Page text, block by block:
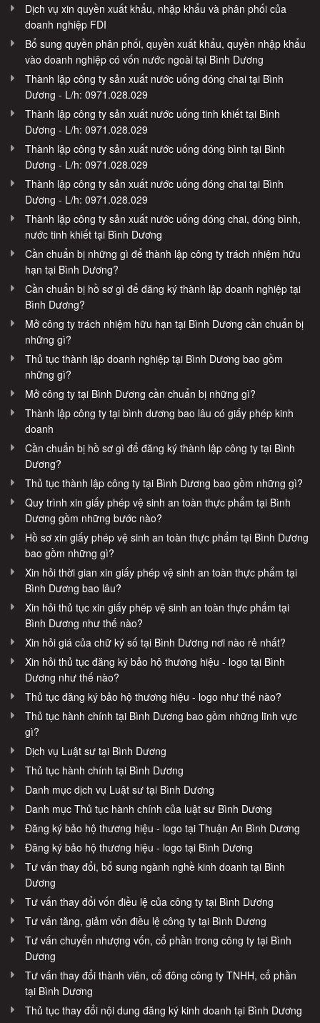
Dịch vụ xin quyền xuất khẩu, nhập khẩu và phân phối của
doanh nghiệp FDI
Bổ sung quyền phân phối, quyền xuất khẩu, quyền nhập khẩu
vào doanh nghiệp có vốn nước ngoài tại Bình Dương
Thành lập công ty sản xuất nước uống đóng chai tại Bình
Dương - L/h: 0971.028.029
Thành lập công ty sản xuất nước uống tinh khiết tại Bình
Dương - L/h: 0971.028.029
Thành lập công ty sản xuất nước uống đóng bình tại Bình
Dương - L/h: 0971.028.029
Thành lập công ty sản xuất nước uống đóng chai tại Bình
Dương - L/h: 0971.028.029
Thành lập công ty sản xuất nước uống đóng chai, đóng bình,
nước tinh khiết tại Bình Dương
Cần chuẩn bị những gì để thành lập công ty trách nhiệm hữu
hạn tại Bình Dương?
Cần chuẩn bị hồ sơ gì để đăng ký thành lập doanh nghiệp tại
Bình Dương?
Mở công ty trách nhiệm hữu hạn tại Bình Dương cần chuẩn bị
những gì?
Thủ tục thành lập doanh nghiệp tại Bình Dương bao gồm
những gì?
Mở công ty tại Bình Dương cần chuẩn bị những gì?
Thành lập công ty tại bình dương bao lâu có giấy phép kinh
doanh
Cần chuẩn bị hồ sơ gì để đăng ký thành lập công ty tại Bình
Dương?
Thủ tục thành lập công ty tại Bình Dương bao gồm những gì?
Quy trình xin giấy phép vệ sinh an toàn thực phẩm tại Bình
Dương gồm những bước nào?
Hồ sơ xin giấy phép vệ sinh an toàn thực phẩm tại Bình Dương
bao gồm những gì?
Xin hỏi thời gian xin giấy phép vệ sinh an toàn thực phẩm tại
Bình Dương bao lâu?
Xin hỏi thủ tục xin giấy phép vệ sinh an toàn thực phẩm tại
Bình Dương như thế nào?
Xin hỏi giá của chữ ký số tại Bình Dương nơi nào rẻ nhất?
Xin hỏi thủ tục đăng ký bảo hộ thương hiệu - logo tại Bình
Dương như thế nào?
Thủ tục đăng ký bảo hộ thương hiệu - logo như thế nào?
Thủ tục hành chính tại Bình Dương bao gồm những lĩnh vực
gì?
Dịch vụ Luật sư tại Bình Dương
Thủ tục hành chính tại Bình Dương
Danh mục dịch vụ Luật sư tại Bình Dương
Danh mục Thủ tục hành chính của luật sư Bình Dương
Đăng ký bảo hộ thương hiệu - logo tại Thuận An Bình Dương
Đăng ký bảo hộ thương hiệu - logo tại Bình Dương
Tư vấn thay đổi, bổ sung ngành nghề kinh doanh tại Bình
Dương
Tư vấn thay đổi vốn điều lệ của công ty tại Bình Dương
Tư vấn tăng, giảm vốn điều lệ công ty tại Bình Dương
Tư vấn chuyển nhượng vốn, cổ phần trong công ty tại Bình
Dương
Tư vấn thay đổi thành viên, cổ đông công ty TNHH, cổ phần
tại Bình Dương
Thủ tục thay đổi nội dung đăng ký kinh doanh tại Bình Dương